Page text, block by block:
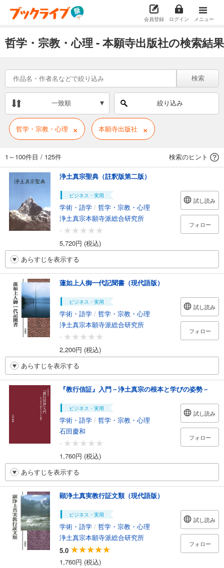
会員登録 ログイン メニュー
哲学・宗教・心理 - 本願寺出版社の検索結果
検索
一致順 絞り込み
哲学・宗教・心理 × 本願寺出版社 ×
1～100件目 / 125件 検索のヒント
浄土真宗聖典（註釈版第二版）
ビジネス・実用
学術・語学 / 哲学・宗教・心理
浄土真宗本願寺派総合研究所
-
5,720円 (税込)
試し読み
フォロー
あらすじを表示する
蓮如上人御一代記聞書（現代語版）
ビジネス・実用
学術・語学 / 哲学・宗教・心理
浄土真宗本願寺派総合研究所
-
2,200円 (税込)
試し読み
フォロー
あらすじを表示する
『教行信証』入門－浄土真宗の根本と学びの姿勢－
ビジネス・実用
学術・語学 / 哲学・宗教・心理
石田慶和
-
1,760円 (税込)
試し読み
フォロー
あらすじを表示する
顕浄土真実教行証文類（現代語版）
ビジネス・実用
学術・語学 / 哲学・宗教・心理
浄土真宗本願寺派総合研究所
5.0
1,760円 (税込)
試し読み
フォロー